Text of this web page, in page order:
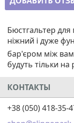
Бюстгальтер для
ніжний і дуже
бар'єром між
будуть тільки на
КОНТАКТЫ
+38 (050) 418-35-